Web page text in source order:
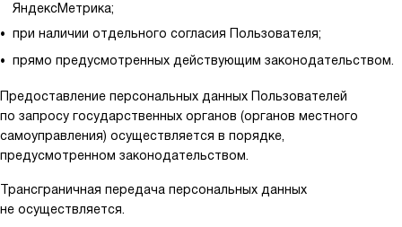
ЯндексМетрика;
при наличии отдельного согласия Пользователя;
прямо предусмотренных действующим законодательством.
Предоставление персональных данных Пользователей
по запросу государственных органов (органов местного
самоуправления) осуществляется в порядке,
предусмотренном законодательством.
Трансграничная передача персональных данных
не осуществляется.